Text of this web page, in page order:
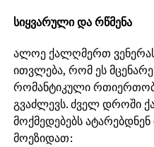
სიყვარული და რწმენა
ალოე ქალღმერთ
ითვლება, რომ ეს
რომანტიკული
გვაძლევს. ძველ დროში
მოქმედებებს
მოეზიდათ: